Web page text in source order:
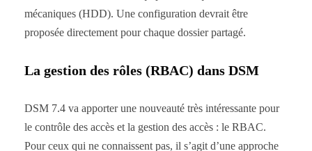
mécaniques (HDD). Une configuration devrait être
proposée directement pour chaque dossier partagé.
La gestion des rôles (RBAC) dans DSM
DSM 7.4 va apporter une nouveauté très intéressante pour
le contrôle des accès et la gestion des accès : le RBAC.
Pour ceux qui ne connaissent pas, il s’agit d’une approche